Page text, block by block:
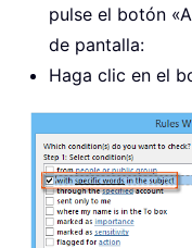
pulse el botón
de pantalla:
Haga clic en el